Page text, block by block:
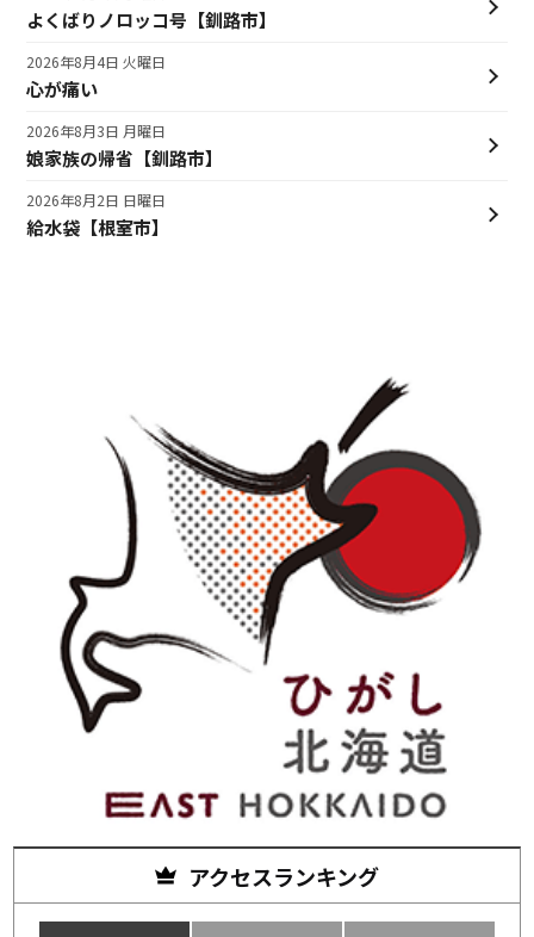
よくばりノロッコ号【釧路市】
心が痛い
2026年8月4日 火曜日
娘家族の帰省【釧路市】
2026年8月3日 月曜日
給水袋【根室市】
2026年8月2日 日曜日
アクセスランキング